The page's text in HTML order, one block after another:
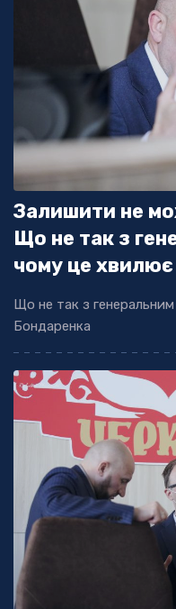
Залишити не
Що не так з
чому це
Що не так з
Бондаренка